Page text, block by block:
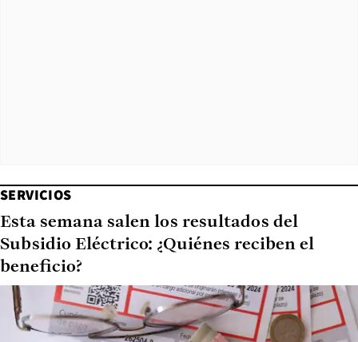
SERVICIOS
Esta semana salen los resultados del
Subsidio Eléctrico: ¿Quiénes reciben el
beneficio?